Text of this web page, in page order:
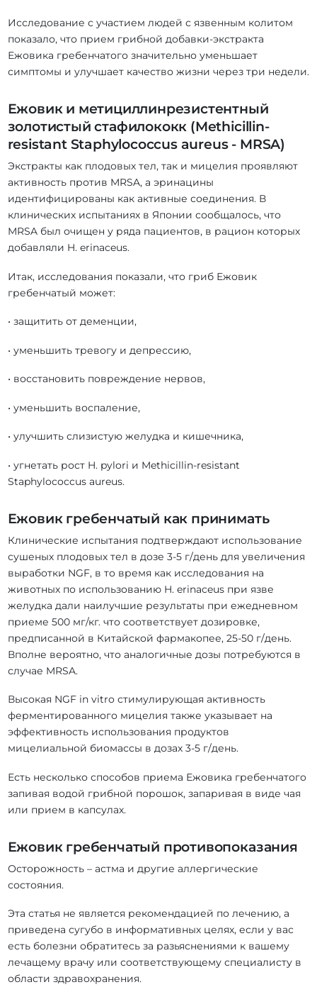
Исследование с участием людей с язвенным колитом
показало, что прием грибной добавки-экстракта
Ежовика гребенчатого значительно уменьшает
симптомы и улучшает качество жизни через три недели.
Ежовик и метициллинрезистентный
золотистый стафилококк (Methicillin-
resistant Staphylococcus aureus - MRSA)
Экстракты как плодовых тел, так и мицелия проявляют
активность против MRSA, а эринацины
идентифицированы как активные соединения. В
клинических испытаниях в Японии сообщалось, что
MRSA был очищен у ряда пациентов, в рацион которых
добавляли H. erinaceus.
Итак, исследования показали, что гриб Ежовик
гребенчатый может:
• защитить от деменции,
• уменьшить тревогу и депрессию,
• восстановить повреждение нервов,
• уменьшить воспаление,
• улучшить слизистую желудка и кишечника,
• угнетать рост H. pylori и Methicillin-resistant
Staphylococcus aureus.
Ежовик гребенчатый как принимать
Клинические испытания подтверждают использование
сушеных плодовых тел в дозе 3-5 г/день для увеличения
выработки NGF, в то время как исследования на
животных по использованию H. erinaceus при язве
желудка дали наилучшие результаты при ежедневном
приеме 500 мг/кг. что соответствует дозировке,
предписанной в Китайской фармакопее, 25-50 г/день.
Вполне вероятно, что аналогичные дозы потребуются в
случае MRSA.
Высокая NGF in vitro стимулирующая активность
ферментированного мицелия также указывает на
эффективность использования продуктов
мицелиальной биомассы в дозах 3-5 г/день.
Есть несколько способов приема Ежовика гребенчатого
запивая водой грибной порошок, запаривая в виде чая
или прием в капсулах.
Ежовик гребенчатый противопоказания
Осторожность – астма и другие аллергические
состояния.
Эта статья не является рекомендацией по лечению, а
приведена сугубо в информативных целях, если у вас
есть болезни обратитесь за разьяснениями к вашему
лечащему врачу или соответствующему специалисту в
области здравохранения.